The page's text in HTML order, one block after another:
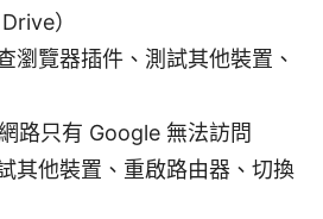
）
瀏覽器插件、測試其他裝置、
路只有 Google 無法訪問
其他裝置、重啟路由器、切換